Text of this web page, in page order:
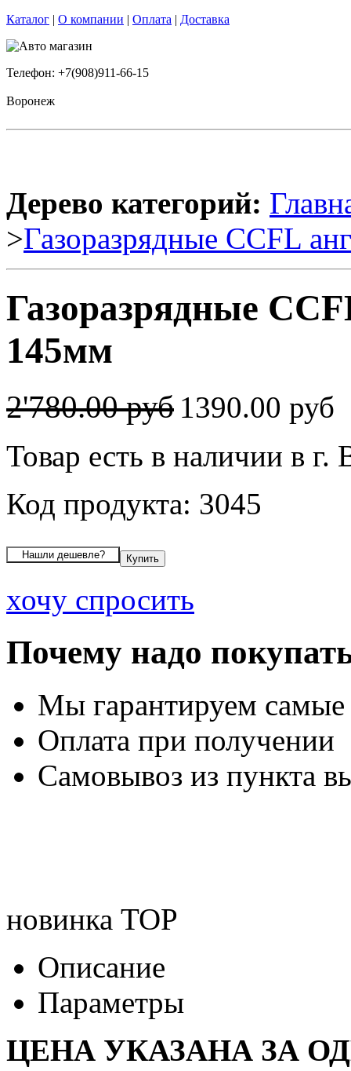
Каталог | О компании | Оплата | Доставка
Телефон: +7(908)911-66-15
Воронеж
Дерево категорий:
>Газоразрядные CCFL
Газоразрядные
145мм
2'780.00 руб 1390.00 руб
Товар есть в наличии в г.
Код продукта: 3045
хочу спросить
Почему надо
Мы гарантируем
Оплата при получении
Самовывоз из пункта
новинка TOP
Описание
Параметры
ЦЕНА УКАЗАНА ЗА